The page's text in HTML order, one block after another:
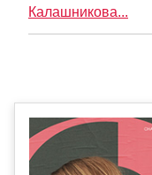
Калашникова...